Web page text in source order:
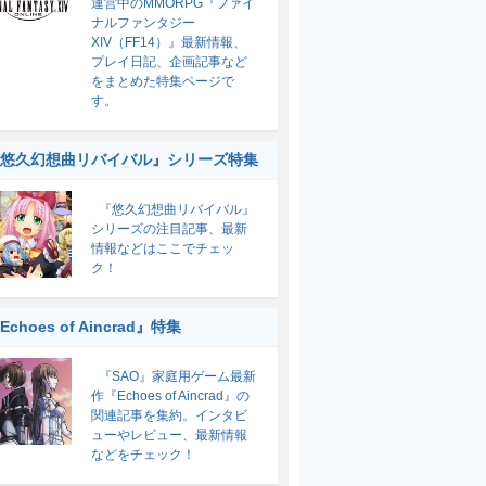
運営中のMMORPG『ファイ
ナルファンタジー
XIV（FF14）』最新情報、
プレイ日記、企画記事など
をまとめた特集ページで
す。
久幻想曲リバイバル』シリーズ特集
『悠久幻想曲リバイバル』
シリーズの注目記事、最新
情報などはここでチェッ
ク！
of Aincrad』特集
『SAO』家庭用ゲーム最新
作『Echoes of Aincrad』の
関連記事を集約。インタビ
ューやレビュー、最新情報
などをチェック！